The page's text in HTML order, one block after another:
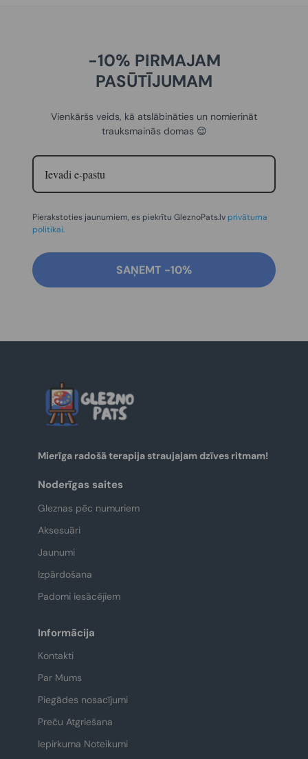
-10% PIRMAJAM
PASŪTĪJUMAM
Vienkāršs veids, kā atslābināties un nomierināt
trauksmainās domas 😌
Pierakstoties jaunumiem, es piekrītu GleznoPats.lv privātuma
politikai.
SAŅEMT -10%
Mierīga radošā terapija straujajam dzīves ritmam!
Noderīgas saites
Gleznas pēc numuriem
Aksesuāri
Jaunumi
Izpārdošana
Padomi iesācējiem
Informācija
Kontakti
Par Mums
Piegādes nosacījumi
Preču Atgriešana
Iepirkuma Noteikumi